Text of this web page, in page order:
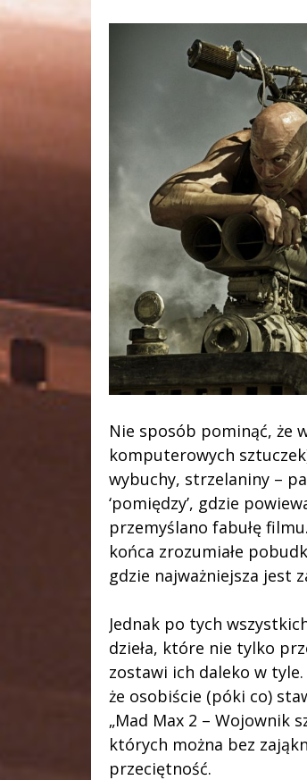
Nie sposób pominąć, że
komputerowych
wybuchy, strzelaniny –
‘pomiędzy’, gdzie
przemyślano fabułę
końca zrozumiałe
gdzie najważniejsza jest
Jednak po tych
dzieła, które nie tylko
zostawi ich daleko w
że osobiście (póki co)
„Mad Max 2 – Wojownik
których można bez
przeciętność.